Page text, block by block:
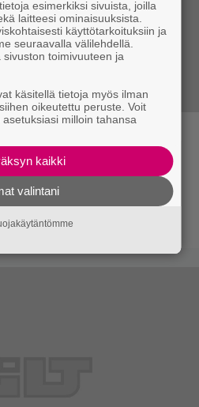
-elokuvan
ahkerasti –
Sam Neill
esimerkiksi sivuista, joilla
laitteesi ominaisuuksista.
käyttötarkoituksiin ja
seuraavalla välilehdellä.
toimivuuteen ja
käsitellä tietoja myös ilman
oikeutettu peruste. Voit
milloin tahansa
kaikki
valintani